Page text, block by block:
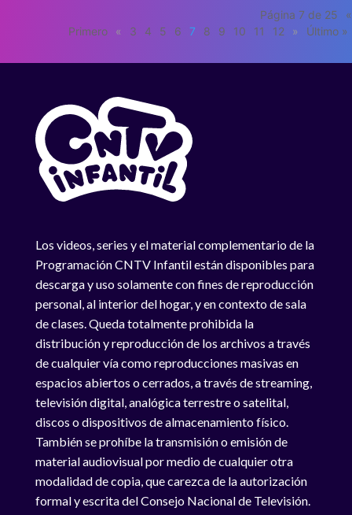
Página 7 de 25
«
Primero
« 3 4 5 6 7 8 9 10 11 12 » Último »
Los videos, series y el material complementario de la
Programación CNTV Infantil están disponibles para
descarga y uso solamente con fines de reproducción
personal, al interior del hogar, y en contexto de sala
de clases. Queda totalmente prohibida la
distribución y reproducción de los archivos a través
de cualquier vía como reproducciones masivas en
espacios abiertos o cerrados, a través de streaming,
televisión digital, analógica terrestre o satelital,
discos o dispositivos de almacenamiento físico.
También se prohíbe la transmisión o emisión de
material audiovisual por medio de cualquier otra
modalidad de copia, que carezca de la autorización
formal y escrita del Consejo Nacional de Televisión.